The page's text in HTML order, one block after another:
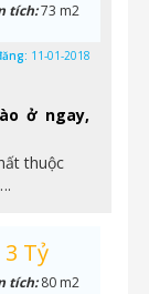
ở ngay,
thuộc
tích:73 m2
11-01-2018
3 Tỷ
tích:80 m2